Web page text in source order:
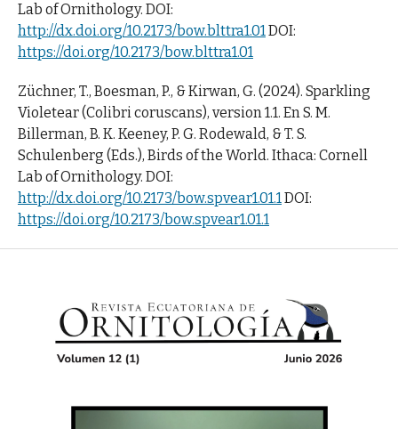
Lab of Ornithology. DOI:
http://dx.doi.org/10.2173/bow.blttra1.01DOI:
https://doi.org/10.2173/bow.blttra1.01
Züchner, T., Boesman, P., & Kirwan, G. (2024). Sparkling
Violetear (Colibri coruscans), version 1.1. En S. M.
Billerman, B. K. Keeney, P. G. Rodewald, & T. S.
Schulenberg (Eds.), Birds of the World. Ithaca: Cornell
Lab of Ornithology. DOI:
http://dx.doi.org/10.2173/bow.spvear1.01.1DOI:
https://doi.org/10.2173/bow.spvear1.01.1